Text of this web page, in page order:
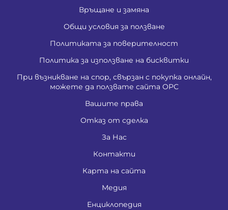
Връщане и замяна
Общи условия за ползване
Политиката за поверителност
Политика за използване на бисквитки
При възникване на спор, свързан с покупка онлайн,
можете да ползвате сайта ОРС
Вашите права
Отказ от сделка
За Нас
Контакти
Карта на сайта
Медия
Енциклопедия